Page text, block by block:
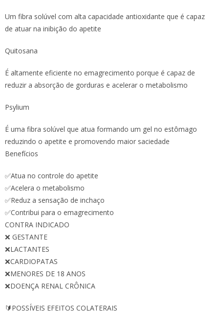
Um fibra solúvel com alta capacidade antioxidante que é capaz
de atuar na inibição do apetite
Quitosana
É altamente eficiente no emagrecimento porque é capaz de
reduzir a absorção de gorduras e acelerar o metabolismo
Psylium
É uma fibra solúvel que atua formando um gel no estômago
reduzindo o apetite e promovendo maior saciedade
Benefícios
✅Atua no controle do apetite
✅Acelera o metabolismo
✅Reduz a sensação de inchaço
✅Contribui para o emagrecimento
CONTRA INDICADO
❌ GESTANTE
❌LACTANTES
❌CARDIOPATAS
❌MENORES DE 18 ANOS
❌DOENÇA RENAL CRÔNICA
🔰POSSÍVEIS EFEITOS COLATERAIS